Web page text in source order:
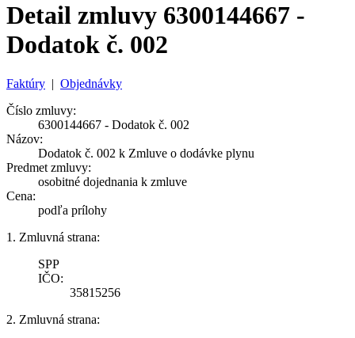
Detail zmluvy 6300144667 -
Dodatok č. 002
Faktúry | Objednávky
Číslo zmluvy:
6300144667 - Dodatok č. 002
Názov:
Dodatok č. 002 k Zmluve o dodávke plynu
Predmet zmluvy:
osobitné dojednania k zmluve
Cena:
podľa prílohy
1. Zmluvná strana:
SPP
IČO:
35815256
2. Zmluvná strana: